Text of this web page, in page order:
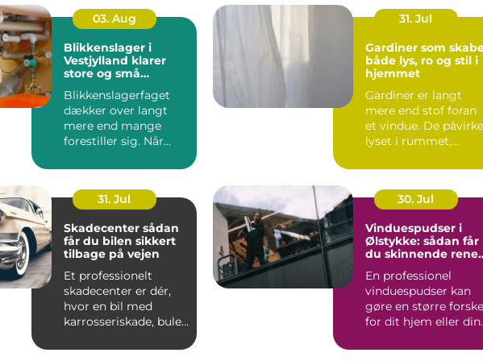
03. Aug
Blikkenslager i
Vestjylland klarer
store og små
Blikkenslagerfaget
dækker over langt
mere end mange
forestiller sig. Når
31. Jul
Gardiner som
både lys, ro og stil i
hjemmet
Gardiner er langt
mere end stof foran
et vindue. De
lyset i rummet,
31. Jul
Skadecenter sådan
får du bilen sikkert
tilbage på vejen
Et professionelt
skadecenter er dér,
hvor en bil med
karrosseriskade, buler
b...
30. Jul
Vinduespudser i
Ølstykke: sådan får
du skinnende rene
En professionel
vinduespudser kan
gøre en større
for dit hjem eller din